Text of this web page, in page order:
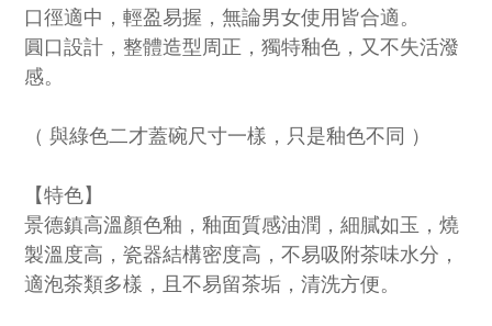
口徑適中，輕盈易握，無論男女使用皆合適。
圓口設計，整體造型周正，獨特釉色，又不失活潑
感。
（ 與綠色二才蓋碗尺寸一樣，只是釉色不同 ）
【特色】
景德鎮高溫顏色釉，釉面質感油潤，細膩如玉，燒
製溫度高，瓷器結構密度高，不易吸附茶味水分，
適泡茶類多樣，且不易留茶垢，清洗方便。